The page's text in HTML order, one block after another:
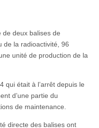
de deux balises de
de la radioactivité, 96
unité de production de la
qui était à l’arrêt depuis le
d’une partie du
de maintenance.
directe des balises ont